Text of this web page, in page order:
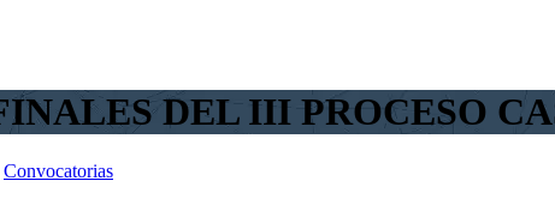
DEL III PROCESO
Convocatorias